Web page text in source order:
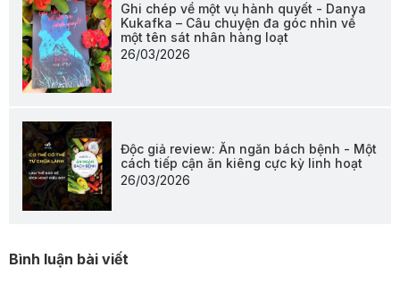
Ghi chép về một vụ hành quyết - Danya
Kukafka – Câu chuyện đa góc nhìn về
một tên sát nhân hàng loạt
26/03/2026
Độc giả review: Ăn ngăn bách bệnh - Một
cách tiếp cận ăn kiêng cực kỳ linh hoạt
26/03/2026
Bình luận bài viết